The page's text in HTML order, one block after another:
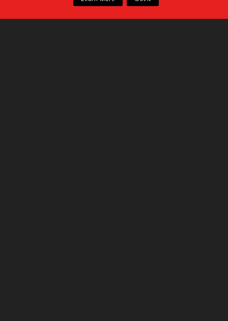
ΑΦΙΕΡΩΜΑΤΑ ΑΛΛΑ ΑΘΛΗΜΑΤΑ
WEBTV
RADIO ΕΡΑΣΙΤΕΧΝΗΣ ΒΗΜΑ ΛΑΟΥ ΠΑΛΑΙΜΑΧΟΙ